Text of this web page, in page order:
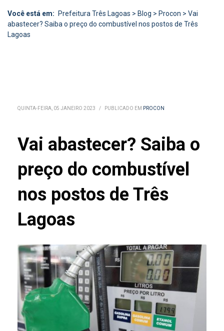
Você está em: Prefeitura Três Lagoas > Blog > Procon > Vai
abastecer? Saiba o preço do combustível nos postos de Três
Lagoas
QUINTA-FEIRA, 05 JANEIRO 2023 / PUBLICADO EM PROCON
Vai abastecer? Saiba o
preço do combustível
nos postos de Três
Lagoas